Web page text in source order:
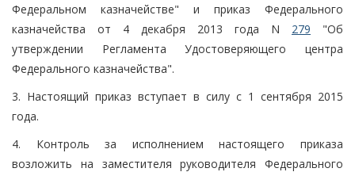
Федеральном казначействе" и приказ Федерального
казначейства от 4 декабря 2013 года N 279 "Об
утверждении Регламента Удостоверяющего центра
Федерального казначейства".
3. Настоящий приказ вступает в силу с 1 сентября 2015
года.
4. Контроль за исполнением настоящего приказа
возложить на заместителя руководителя Федерального